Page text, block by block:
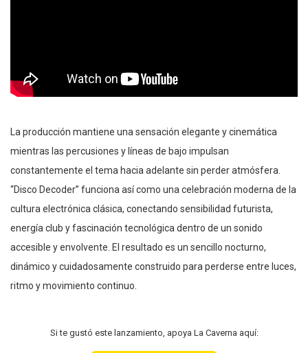
La producción mantiene una sensación elegante y cinemática
mientras las percusiones y líneas de bajo impulsan
constantemente el tema hacia adelante sin perder atmósfera.
“Disco Decoder” funciona así como una celebración moderna de la
cultura electrónica clásica, conectando sensibilidad futurista,
energía club y fascinación tecnológica dentro de un sonido
accesible y envolvente. El resultado es un sencillo nocturno,
dinámico y cuidadosamente construido para perderse entre luces,
ritmo y movimiento continuo.
Si te gustó este lanzamiento, apoya La Caverna aquí: